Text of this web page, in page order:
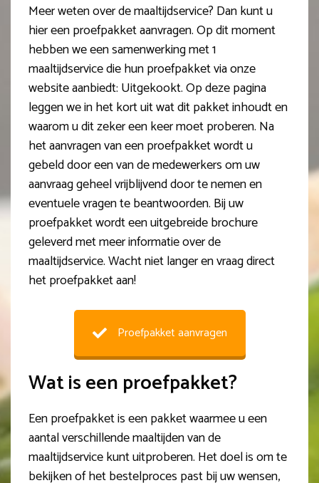
Meer weten over de maaltijdservice? Dan kunt u
hier een proefpakket aanvragen. Op dit moment
hebben we een samenwerking met 1
maaltijdservice die hun proefpakket via onze
website aanbiedt: Uitgekookt. Op deze pagina
leggen we in het kort uit wat dit pakket inhoudt en
waarom u dit zeker een keer moet proberen. Na
het aanvragen van een proefpakket wordt u
gebeld door een van de medewerkers om uw
aanvraag geheel vrijblijvend door te nemen en
eventuele vragen te beantwoorden. Bij uw
proefpakket wordt een uitgebreide brochure
geleverd met meer informatie over de
maaltijdservice. Wacht niet langer en vraag direct
het proefpakket aan!
Proefpakket aanvragen
Wat is een proefpakket?
Een proefpakket is een pakket waarmee u een
aantal verschillende maaltijden van de
maaltijdservice kunt uitproberen. Het doel is om te
bekijken of het bestelproces past bij uw wensen,